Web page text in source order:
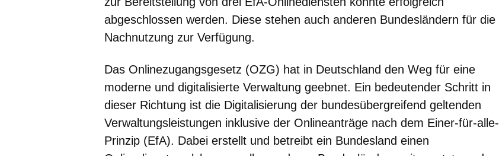
abgeschlossen werden. Diese stehen auch anderen Bundesländern für die
Nachnutzung zur Verfügung.
Das Onlinezugangsgesetz (OZG) hat in Deutschland den Weg für eine
moderne und digitalisierte Verwaltung geebnet. Ein bedeutender Schritt in
dieser Richtung ist die Digitalisierung der bundesübergreifend geltenden
Verwaltungsleistungen inklusive der Onlineanträge nach dem Einer-für-alle-
Prinzip (EfA). Dabei erstellt und betreibt ein Bundesland einen